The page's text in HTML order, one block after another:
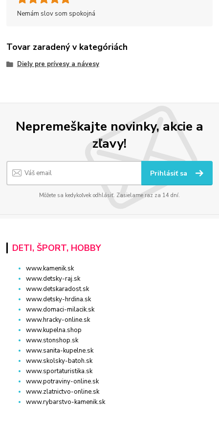
Nemám slov som spokojná
Tovar zaradený v kategóriách
Diely pre prívesy a návesy
Nepremeškajte novinky, akcie a
zľavy!
Prihlásiť sa
Môžete sa kedykoľvek odhlásiť. Zasielame raz za 14 dní.
DETI, ŠPORT, HOBBY
www.kamenik.sk
www.detsky-raj.sk
www.detskaradost.sk
www.detsky-hrdina.sk
www.domaci-milacik.sk
www.hracky-online.sk
www.kupelna.shop
www.stonshop.sk
www.sanita-kupelne.sk
www.skolsky-batoh.sk
www.sportaturistika.sk
www.potraviny-online.sk
www.zlatnictvo-online.sk
www.rybarstvo-kamenik.sk